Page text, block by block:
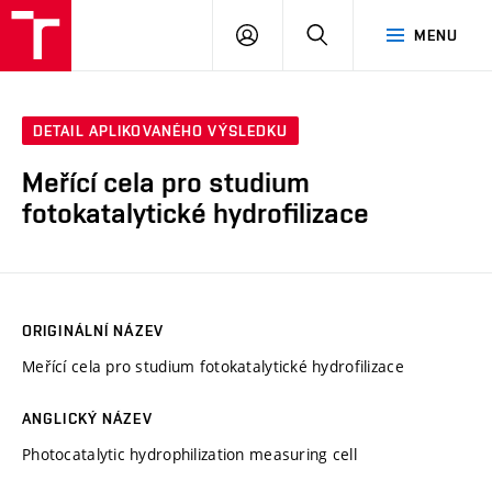
MENU
PŘIHLÁSIT
DETAIL APLIKOVANÉHO VÝSLEDKU
Meřící cela pro studium
fotokatalytické hydrofilizace
ORIGINÁLNÍ NÁZEV
Meřící cela pro studium fotokatalytické hydrofilizace
ANGLICKÝ NÁZEV
Photocatalytic hydrophilization measuring cell